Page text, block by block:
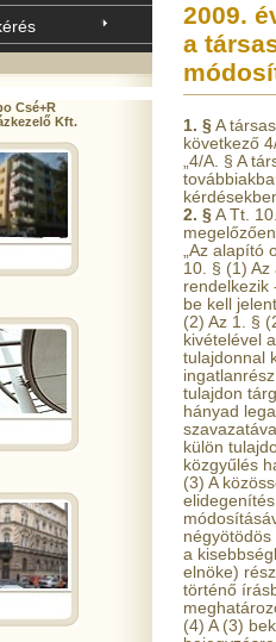
Csé+R
Kft.
2009.
a
1. § A
következő
„4/A. § A
2. § A Tt.
„Az alapító
10. § (1)
rendelkezik
be kell
(2) Az 1. §
kivételével
tulajdonnal
tulajdon
hányad
külön
közgyűlés
(3) A
a
elnöke)
történő
(4) A (3)